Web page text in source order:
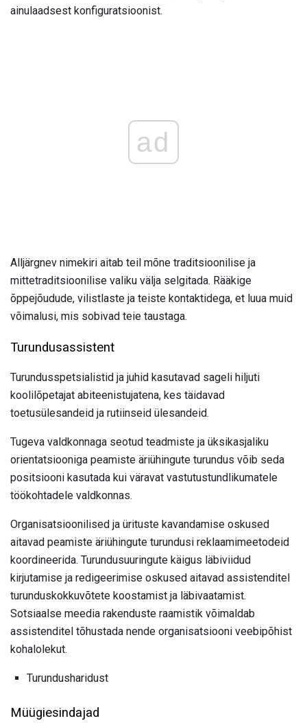
ainulaadsest konfiguratsioonist.
ad
Alljärgnev nimekiri aitab teil mõne traditsioonilise ja
mittetraditsioonilise valiku välja selgitada. Rääkige
õppejõudude, vilistlaste ja teiste kontaktidega, et luua muid
võimalusi, mis sobivad teie taustaga.
Turundusassistent
Turundusspetsialistid ja juhid kasutavad sageli hiljuti
koolilõpetajat abiteenistujatena, kes täidavad
toetusülesandeid ja rutiinseid ülesandeid.
Tugeva valdkonnaga seotud teadmiste ja üksikasjaliku
orientatsiooniga peamiste äriühingute turundus võib seda
positsiooni kasutada kui väravat vastutustundlikumatele
töökohtadele valdkonnas.
Organisatsioonilised ja ürituste kavandamise oskused
aitavad peamiste äriühingute turundusi reklaamimeetodeid
koordineerida. Turundusuuringute käigus läbiviidud
kirjutamise ja redigeerimise oskused aitavad assistenditel
turunduskokkuvõtete koostamist ja läbivaatamist.
Sotsiaalse meedia rakenduste raamistik võimaldab
assistenditel tõhustada nende organisatsiooni veebipõhist
kohalolekut.
Turundusharidust
Müügiesindajad